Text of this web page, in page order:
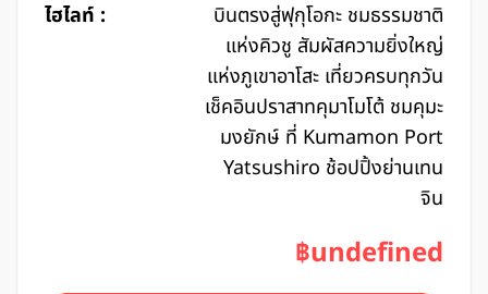
ไฮไลท์ :
บินตรงสู่ฟุกุโอกะ ชมธรรมชาติ
แห่งคิวชู สัมผัสความยิ่งใหญ่
แห่งภูเขาอาโสะ เที่ยวครบทุกวัน
เช็คอินปราสาทคุมาโมโต้ ชมคุมะ
มงยักษ์ ที่ Kumamon Port
Yatsushiro ช้อปปิ้งย่านเทน
จิน
฿undefined